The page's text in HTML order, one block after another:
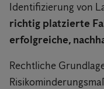
Identifizierung von
richtig platzierte
erfolgreiche,
Rechtliche